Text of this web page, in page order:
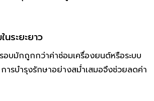
ระยะยาว
อบมักถูกกว่าค่าซ่อมเครื่องยนต์หรือระบบ
ารบำรุงรักษาอย่างสม่ำเสมอจึงช่วยลดค่า